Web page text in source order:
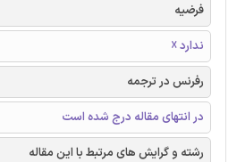
فرضیه
ندارد ☓
رفرنس در ترجمه
در انتهای مقاله درج شده است
رشته و گرایش های مرتبط با این مقاله